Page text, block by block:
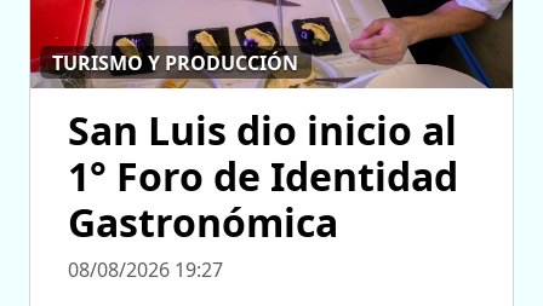
TURISMO Y PRODUCCIÓN
San Luis dio inicio al
1° Foro de Identidad
Gastronómica
08/08/2026 19:27